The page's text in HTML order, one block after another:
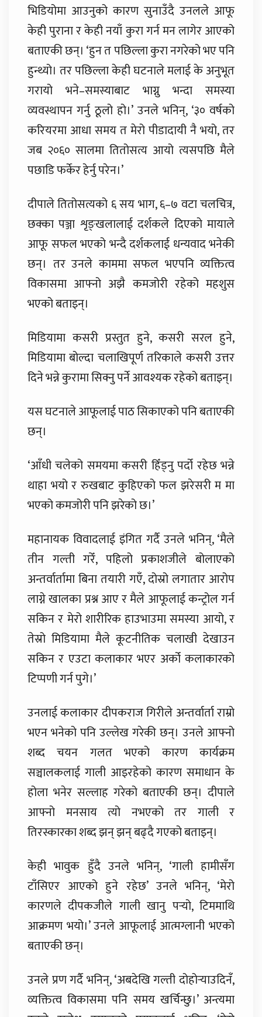
भिडियोमा आउनुको कारण सुनाउँदै उनलले आफू
केही पुराना र केही नयाँ कुरा गर्न मन लागेर आएको
बताएकी छन्। ‘हुन त पछिल्ला कुरा नगरेको भए पनि
हुन्थ्यो। तर पछिल्ला केही घटनाले मलाई के अनुभूत
गरायो भने–समस्याबाट भाग्नु भन्दा समस्या
व्यवस्थापन गर्नु ठूलो हो।’ उनले भनिन्, ‘३० वर्षको
करियरमा आधा समय त मेरो पीडादायी नै भयो, तर
जब २०६० सालमा तितोसत्य आयो त्यसपछि मैले
पछाडि फर्केर हेर्नु परेन।’
दीपाले तितोसत्यको ६ सय भाग, ६–७ वटा चलचित्र,
छक्का पञ्जा शृङ्खलालाई दर्शकले दिएको मायाले
आफू सफल भएको भन्दै दर्शकलाई धन्यवाद भनेकी
छन्। तर उनले काममा सफल भएपनि व्यक्तित्व
विकासमा आफ्नो अझै कमजोरी रहेको महशुस
भएको बताइन्।
मिडियामा कसरी प्रस्तुत हुने, कसरी सरल हुने,
मिडियामा बोल्दा चलाखिपूर्ण तरिकाले कसरी उत्तर
दिने भन्ने कुरामा सिक्नु पर्ने आवश्यक रहेको बताइन्।
यस घटनाले आफूलाई पाठ सिकाएको पनि बताएकी
छन्।
‘आँधी चलेको समयमा कसरी हिँड्नु पर्दो रहेछ भन्ने
थाहा भयो र रुखबाट कुहिएको फल झरेसरी म मा
भएको कमजोरी पनि झरेको छ।’
महानायक विवादलाई इंगित गर्दै उनले भनिन्, ‘मैले
तीन गल्ती गरेँ, पहिलो प्रकाशजीले बोलाएको
अन्तर्वार्तामा बिना तयारी गएँ, दोस्रो लगातार आरोप
लाग्ने खालका प्रश्न आए र मैले आफूलाई कन्ट्रोल गर्न
सकिन र मेरो शारीरिक हाउभाउमा समस्या आयो, र
तेस्रो मिडियामा मैले कूटनीतिक चलाखी देखाउन
सकिन र एउटा कलाकार भएर अर्को कलाकारको
टिप्पणी गर्न पुगे।’
उनलाई कलाकार दीपकराज गिरीले अन्तर्वार्ता राम्रो
भएन भनेको पनि उल्लेख गरेकी छन्। उनले आफ्नो
शब्द चयन गलत भएको कारण कार्यक्रम
सञ्चालकलाई गाली आइरहेको कारण समाधान के
होला भनेर सल्लाह गरेको बताएकी छन्। दीपाले
आफ्नो मनसाय त्यो नभएको तर गाली र
तिरस्कारका शब्द झन् झन् बढ्दै गएको बताइन्।
केही भावुक हुँदै उनले भनिन्, ‘गाली हामीसँग
टाँसिएर आएको हुने रहेछ’ उनले भनिन्, ‘मेरो
कारणले दीपकजीले गाली खानु पर्‍यो, टिममाथि
आक्रमण भयो।’ उनले आफूलाई आत्मग्लानी भएको
बताएकी छन्।
उनले प्रण गर्दै भनिन्, ‘अबदेखि गल्ती दोहोर्‍याउदिनँ,
व्यक्तित्व विकासमा पनि समय खर्चिन्छु।’ अन्त्यमा